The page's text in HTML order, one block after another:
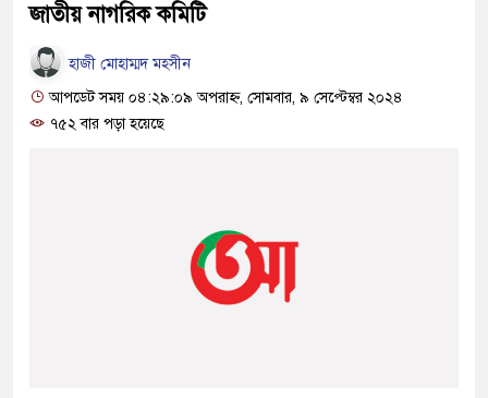
জাতীয় নাগরিক কমিটি
হাজী মোহাম্মদ মহসীন
আপডেট সময় ০৪:২৯:০৯ অপরাহ্ন, সোমবার, ৯ সেপ্টেম্বর ২০২৪
৭৫২ বার পড়া হয়েছে